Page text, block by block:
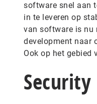
software snel aan
in te leveren op
van software is nu
development naar
Ook op het gebied
Security